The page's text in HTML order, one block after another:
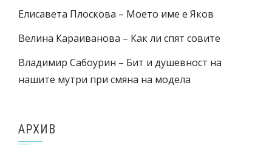
Елисавета Плоскова – Моето име е Яков
Велина Караиванова – Как ли спят совите
Владимир Сабоурин – Бит и душевност на
нашите мутри при смяна на модела
АРХИВ